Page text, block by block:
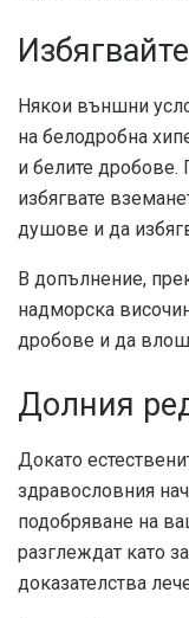
Някои външни
на белодробна
и белите
избягвате
душове и да
В допълнение,
надморска
дробове и да
Долния
Докато
здравословния
подобряване на
разглеждат като
доказателства